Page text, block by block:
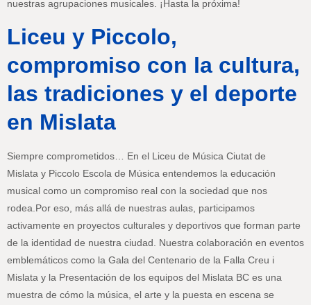
nuestras agrupaciones musicales. ¡Hasta la próxima!
Liceu y Piccolo,
compromiso con la cultura,
las tradiciones y el deporte
en Mislata
Siempre comprometidos… En el Liceu de Música Ciutat de
Mislata y Piccolo Escola de Música entendemos la educación
musical como un compromiso real con la sociedad que nos
rodea.Por eso, más allá de nuestras aulas, participamos
activamente en proyectos culturales y deportivos que forman parte
de la identidad de nuestra ciudad. Nuestra colaboración en eventos
emblemáticos como la Gala del Centenario de la Falla Creu i
Mislata y la Presentación de los equipos del Mislata BC es una
muestra de cómo la música, el arte y la puesta en escena se